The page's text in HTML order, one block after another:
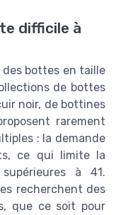
difficile à
bottes en taille
de bottes
noir, de bottines
rarement
: la demande
ce qui limite la
à 41.
recherchent des
que ce soit pour